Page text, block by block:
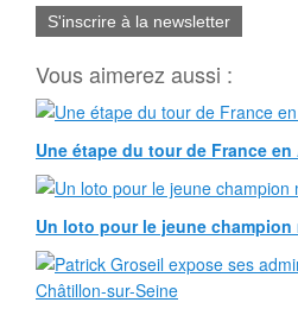
S'inscrire à la newsletter
Vous aimerez aussi :
Une étape du tour de France
Un loto pour le jeune